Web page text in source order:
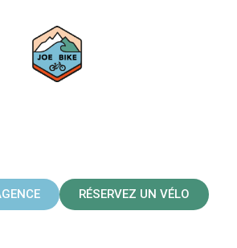
RÉSERVEZ UN VÉLO